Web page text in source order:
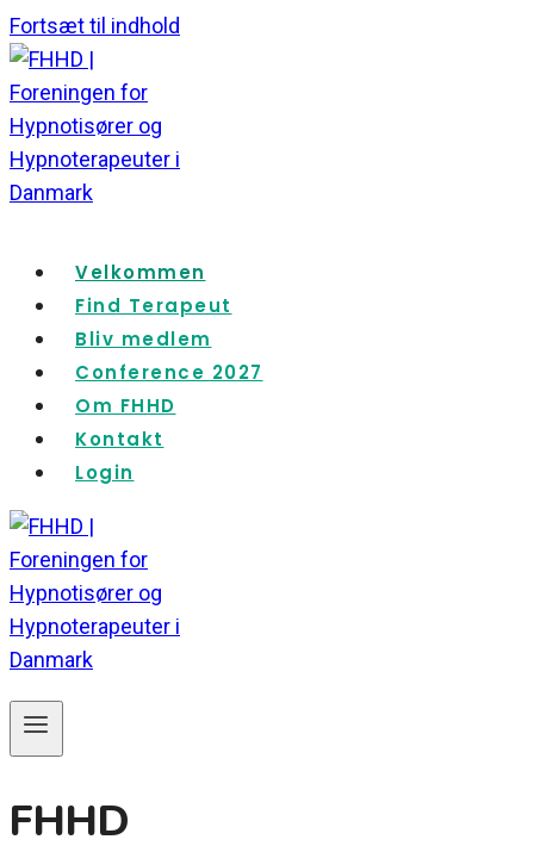
Fortsæt til indhold
Velkommen
Find Terapeut
Bliv medlem
Conference 2027
Om FHHD
Kontakt
Login
FHHD